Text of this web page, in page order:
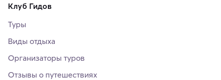
Клуб Гидов
Туры
Виды отдыха
Организаторы туров
Отзывы о путешествиях